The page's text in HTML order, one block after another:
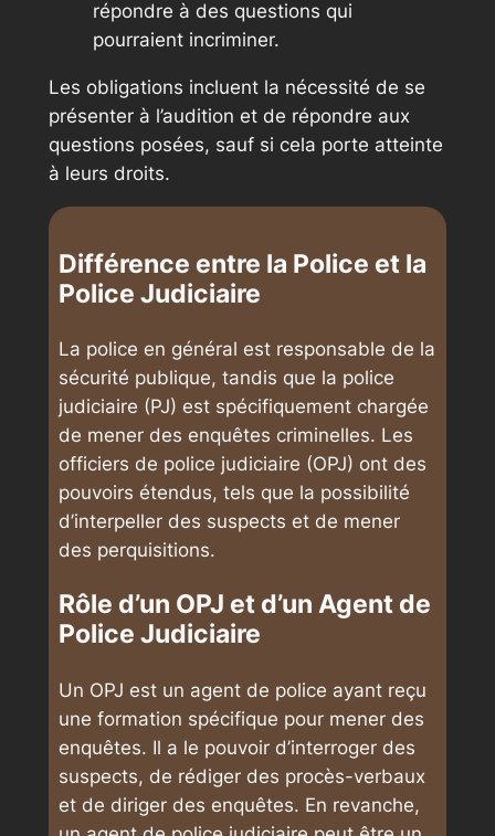
répondre à des questions qui
pourraient incriminer.
Les obligations incluent la nécessité de se
présenter à l’audition et de répondre aux
questions posées, sauf si cela porte atteinte
à leurs droits.
Différence entre la Police et la
Police Judiciaire
La police en général est responsable de la
sécurité publique, tandis que la police
judiciaire (PJ) est spécifiquement chargée
de mener des enquêtes criminelles. Les
officiers de police judiciaire (OPJ) ont des
pouvoirs étendus, tels que la possibilité
d’interpeller des suspects et de mener
des perquisitions.
Rôle d’un OPJ et d’un Agent de
Police Judiciaire
Un OPJ est un agent de police ayant reçu
une formation spécifique pour mener des
enquêtes. Il a le pouvoir d’interroger des
suspects, de rédiger des procès-verbaux
et de diriger des enquêtes. En revanche,